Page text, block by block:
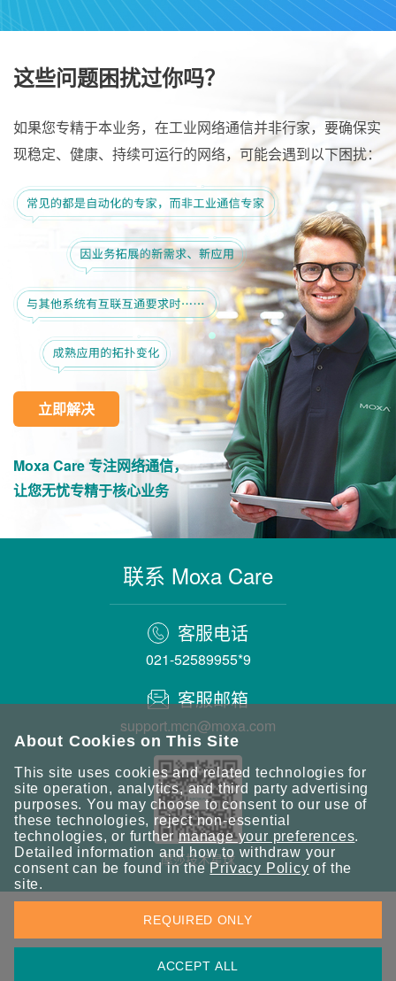
这些问题困扰过你吗？
如果您专精于本业务，在工业网络通信并非行家，要确保实
现稳定、健康、持续可运行的网络，可能会遇到以下困扰：
立即解决
Moxa Care 专注网络通信，
让您无忧专精于核心业务
联系 Moxa Care
客服电话
021-52589955*9
客服邮箱
support.mcn@moxa.com
摩莎技术星球
About Cookies on This Site
This site uses cookies and related technologies for
site operation, analytics, and third party advertising
purposes. You may choose to consent to our use of
these technologies, reject non-essential
technologies, or furthermanage your preferences.
Detailed information and how to withdraw your
consent can be found in thePrivacy Policy of the
site.
ACCEPT ALL
REQUIRED ONLY